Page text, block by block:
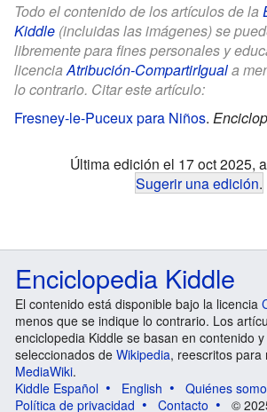
Todo el contenido de los artículos de la
Kiddle (incluidas las imágenes) se
libremente para fines personales y
licenciaAtribución-CompartirIguala
lo contrario. Citar este artículo:
Fresney-le-Puceux para Niños.
Última edición el 17 oct 2025,
Sugerir una edición.
Enciclopedia Kiddle
El contenido está disponible bajo la licencia
menos que se indique lo contrario. Los
enciclopedia Kiddle se basan en contenido
seleccionados de Wikipedia, reescritos para
MediaWiki.
Kiddle Español
English
Quiénes
Política de privacidad
Contacto ©